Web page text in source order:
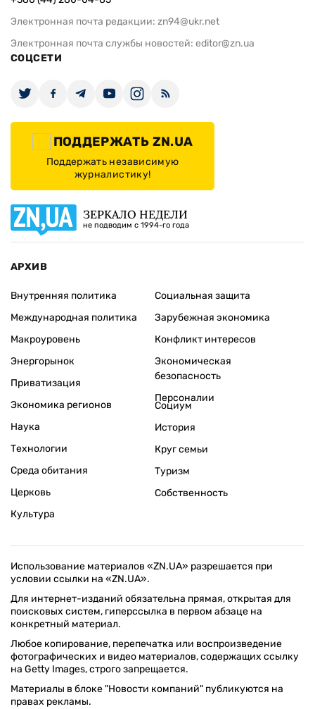
Электронная почта редакции: zn94@ukr.net
Электронная почта службы новостей: editor@zn.ua
СОЦСЕТИ
ПОДДЕРЖАТЬ ZN.UA
Поддержать независимую
журналистику!
ЗЕРКАЛО НЕДЕЛИ
не подводим с 1994-го года
АРХИВ
Внутренняя политика
Международная политика
Макроуровень
Энергорынок
Приватизация
Экономика регионов
Социальная защита
Зарубежная экономика
Конфликт интересов
Экономическая
безопасность
Персоналии
Наука
Технологии
Среда обитания
Церковь
Культура
Социум
История
Круг семьи
Туризм
Собственность
Использование материалов «ZN.UA» разрешается при
условии ссылки на «ZN.UA».
Для интернет-изданий обязательна прямая, открытая для
поисковых систем, гиперссылка в первом абзаце на
конкретный материал.
Любое копирование, перепечатка или воспроизведение
фотографических и видео материалов, содержащих ссылку
на Getty Images, строго запрещается.
Материалы в блоке "Новости компаний" публикуются на
правах рекламы.